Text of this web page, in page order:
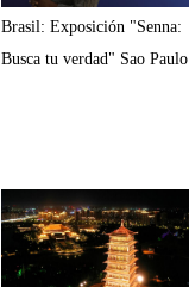
Brasil: Exposición "Senna:
Busca tu verdad" Sao Paulo